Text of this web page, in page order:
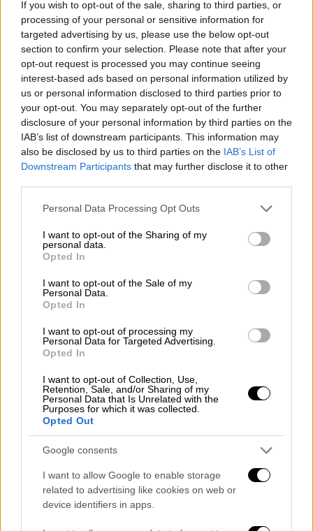
If you wish to opt-out of the sale, sharing to third parties, or
processing of your personal or sensitive information for
targeted advertising by us, please use the below opt-out
section to confirm your selection. Please note that after your
opt-out request is processed you may continue seeing
interest-based ads based on personal information utilized by
us or personal information disclosed to third parties prior to
your opt-out. You may separately opt-out of the further
disclosure of your personal information by third parties on the
IAB’s list of downstream participants. This information may
also be disclosed by us to third parties on the IAB’s List of
Downstream Participants that may further disclose it to other
Please note that this website/app uses one or more Google
not limited to your visit or usage behaviour. You may click to
grant or deny consent to Google and its third-party tags to
use your data for below specified purposes in below Google
consent section.
Personal Data Processing Opt Outs
I want to opt-out of the Sharing of my
personal data.
Opted In
I want to opt-out of the Sale of my
Personal Data.
Opted In
I want to opt-out of processing my
Personal Data for Targeted Advertising.
Opted In
I want to opt-out of Collection, Use,
Retention, Sale, and/or Sharing of my
Personal Data that Is Unrelated with the
Purposes for which it was collected.
Opted Out
Google consents
I want to allow Google to enable storage
related to advertising like cookies on web or
device identifiers in apps.
ΔΙΑΒΑΣΤΕ ΕΠΙΣΗΣ
Ελλάδα|13.06.2026 08:17
Σοβαρό τροχαίο με λεωφορείο στα
Άνω Λιόσια: Έπεσε πάνω σε κολώνα
του ΔΕΔΔΗΕ – Τρεις ελαφρά
τραυματίες
Ελλάδα|09.06.2026 12:08
Θανατηφόρο τροχαίο με αγροτικό
στην Καστοριά - 16χρονος έχασε τη
Σύμφωνα με δημοσίευμα του ιταλικού Τύπου,
στο τροχαίο
φίλη της 37χρονηςπου βρισκόταν μαζί της
τη στιγμή του δυστυχήματος και
είδηση του θανάτουτης βύθισε στο
πένθος την τοπική κοινωνία της Ιταλίας. Η
Σάτα Τσεκαντίνι
σε εργοστάσιο του οίκου Prada
σύμφωνα με ιταλικά μέσα ενημέρωσης, η
μονάδαανέστειλε τη λειτουργία της ως
ένδειξη σεβασμού και πένθους